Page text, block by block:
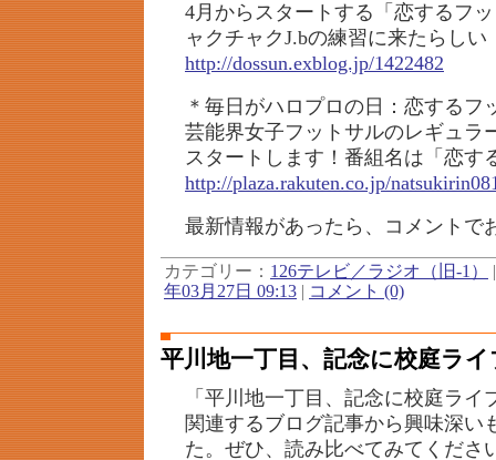
4月からスタートする「恋するフ
ャクチャクJ.bの練習に来たらしい
http://dossun.exblog.jp/1422482
＊毎日がハロプロの日：恋するフ
芸能界女子フットサルのレギュラ
スタートします！番組名は「恋す
http://plaza.rakuten.co.jp/
最新情報があったら、コメントで
カテゴリー： 126テレビ／ラジオ（旧-1）
年03月27日 09:13 | コメント (0)
平川地一丁目、記念に校庭ラ
「平川地一丁目、記念に校庭ラ
関連するブログ記事から興味深い
た。ぜひ、読み比べてみてくださ